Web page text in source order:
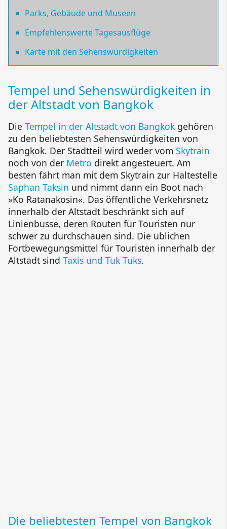
Parks, Gebäude und Museen
Empfehlenswerte Tagesausflüge
Karte mit den Sehenswürdigkeiten
Tempel und Sehenswürdigkeiten in
der Altstadt von Bangkok
Die Tempel in der Altstadt von Bangkok gehören
zu den beliebtesten Sehenswürdigkeiten von
Bangkok. Der Stadtteil wird weder vom Skytrain
noch von der Metro direkt angesteuert. Am
besten fährt man mit dem Skytrain zur Haltestelle
Saphan Taksin und nimmt dann ein Boot nach
»Ko Ratanakosin«. Das öffentliche Verkehrsnetz
innerhalb der Altstadt beschränkt sich auf
Linienbusse, deren Routen für Touristen nur
schwer zu durchschauen sind. Die üblichen
Fortbewegungsmittel für Touristen innerhalb der
Altstadt sind Taxis und Tuk Tuks.
Die beliebtesten Tempel von Bangkok